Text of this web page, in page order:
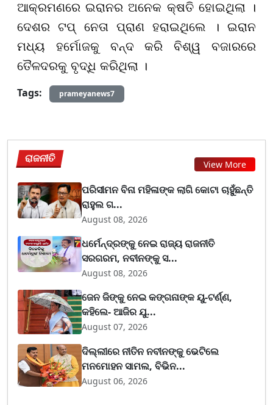
ଆକ୍ରମଣରେ ଇରାନର ଅନେକ କ୍ଷତି ହୋଇଥିଲା ।
ଦେଶର ଟପ୍ ନେତା ପ୍ରାଣ ହରାଇଥିଲେ । ଇରାନ
ମଧ୍ୟ ହର୍ମୋଜକୁ ବନ୍ଦ କରି ବିଶ୍ୱ ବଜାରରେ
ତୈଳଦରକୁ ବୃଦ୍ଧି କରିଥିଲା ।
Tags:
prameyanews7
ରାଜନୀତି View More
ପରିସୀମନ ବିନା ମହିଳାଙ୍କ ଲାଗି କୋଟା ଚାହୁଁଛନ୍ତି
ରାହୁଲ ଗ...
August 08, 2026
ଧର୍ମେନ୍ଦ୍ରଙ୍କୁ ନେଇ ରାଜ୍ୟ ରାଜନୀତି
ସରଗରମ, ନବୀନଙ୍କୁ ସ...
August 08, 2026
ଜେନ ଜିଙ୍କୁ ନେଇ କଙ୍ଗନାଙ୍କ ୟୁ-ଟର୍ଣ୍ଣ,
କହିଲେ- ଆଜିର ଯୁ...
August 07, 2026
ଦିଲ୍ଲୀରେ ନୀତିନ ନବୀନଙ୍କୁ ଭେଟିଲେ
ମନମୋହନ ସାମଲ, ବିଭିନ...
August 06, 2026